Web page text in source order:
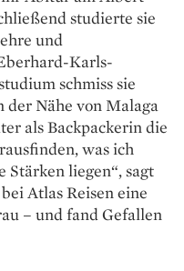
studierte sie
und
Karls-
schmiss sie
der Nähe von Malaga
als Backpackerin die
was ich
Stärken liegen“, sagt
Atlas Reisen eine
– und fand Gefallen